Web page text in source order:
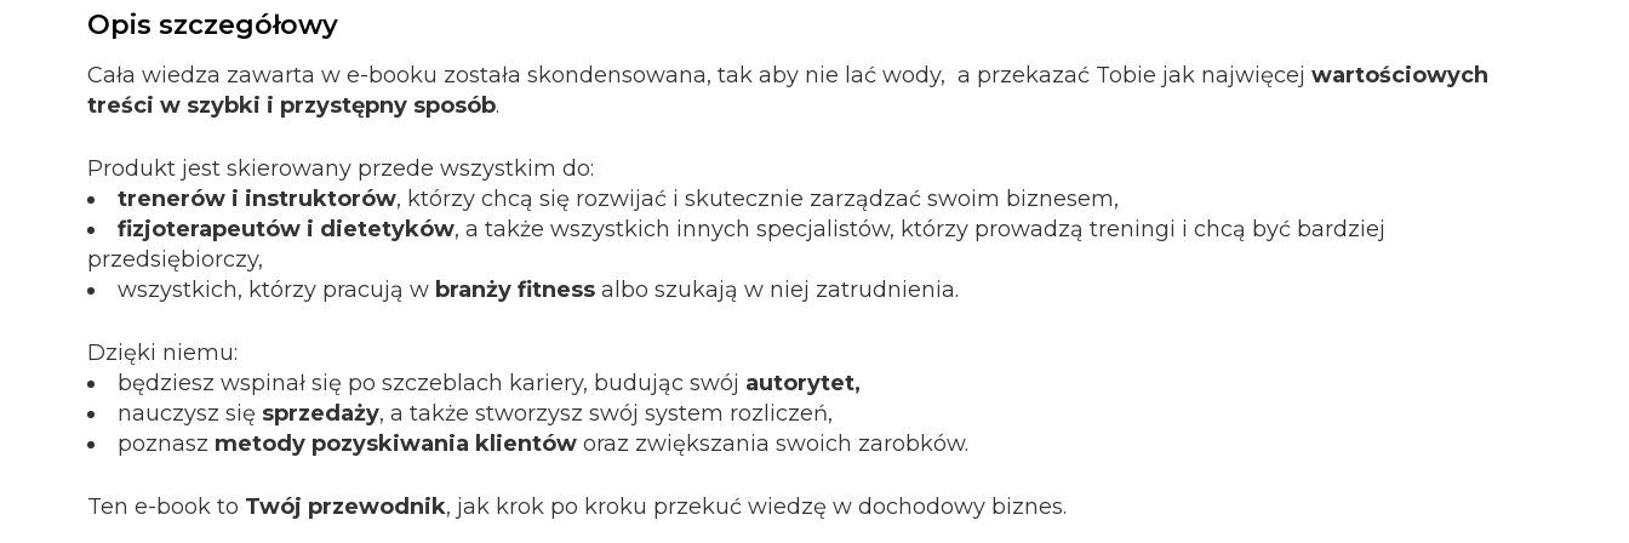
N
E
N
R
Opis szczegółowy
Cała wiedza zawarta w e-booku została skondensowana, tak aby nie lać wody, a przekazać Tobie jak najwięcej wartościowych
treści w szybki i przystępny sposób.
Produkt jest skierowany przede wszystkim do:
trenerów i instruktorów, którzy chcą się rozwijać i skutecznie zarządzać swoim biznesem,
fizjoterapeutów i dietetyków, a także wszystkich innych specjalistów, którzy prowadzą treningi i chcą być bardziej
przedsiębiorczy,
wszystkich, którzy pracują w branży fitness albo szukają w niej zatrudnienia.
Dzięki niemu:
będziesz wspinał się po szczeblach kariery, budując swój autorytet,
nauczysz się sprzedaży, a także stworzysz swój system rozliczeń,
poznasz metody pozyskiwania klientów oraz zwiększania swoich zarobków.
Ten e-book to Twój przewodnik, jak krok po kroku przekuć wiedzę w dochodowy biznes.